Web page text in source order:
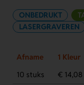
ONBEDRUKT
LASERGRAVEREN
Afname 1 Kleur
10 stuks
€ 14,08